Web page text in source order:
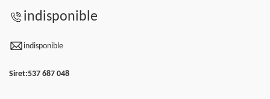
indisponible
indisponible
Siret:537 687 048